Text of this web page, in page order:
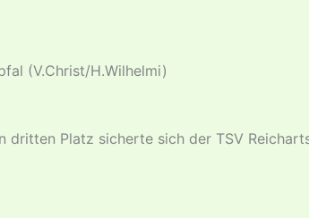
(V.Christ/H.Wilhelmi)
Platz sicherte sich der TSV